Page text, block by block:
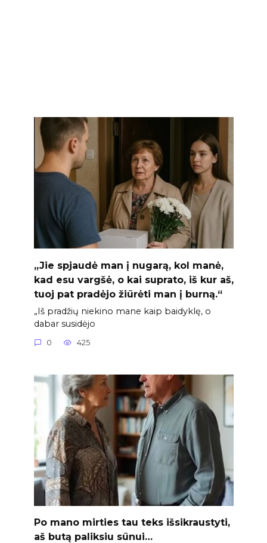
„Jie spjaudė man į nugarą, kol manė,
kad esu vargšė, o kai suprato, iš kur aš,
tuoj pat pradėjo žiūrėti man į burną.“
„Iš pradžių niekino mane kaip baidyklę, o
dabar susidėjo
0 425
Po mano mirties tau teks išsikraustyti,
aš butą paliksiu sūnui…